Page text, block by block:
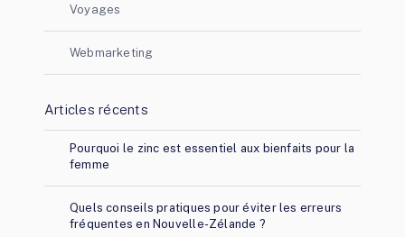
Voyages
Webmarketing
Articles récents
Pourquoi le zinc est essentiel aux bienfaits pour la
femme
Quels conseils pratiques pour éviter les erreurs
fréquentes en Nouvelle-Zélande ?